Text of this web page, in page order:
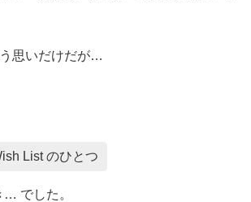
う思いだけだが…
List のひとつ
でした。